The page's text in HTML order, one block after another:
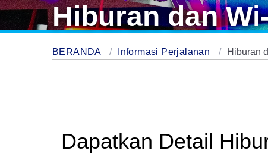
Hiburan dan
BERANDA Informasi Perjalanan Hiburan
Dapatkan Detail